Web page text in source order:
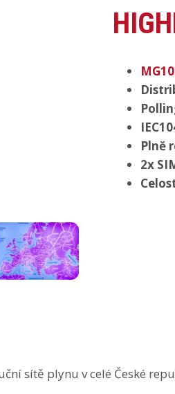
Plně
2x
sítě plynu v celé České